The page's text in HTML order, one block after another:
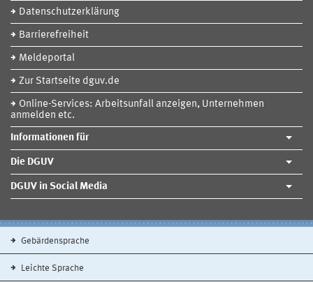
Datenschutzerklärung
Barrierefreiheit
Meldeportal
Zur Startseite dguv.de
Online-Services: Arbeitsunfall anzeigen, Unternehmen
anmelden etc.
Informationen für
Die DGUV
DGUV in Social Media
Gebärdensprache
Leichte Sprache